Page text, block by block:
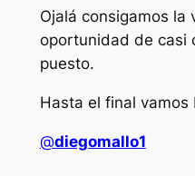
Ojalá consigamos la
oportunidad de casi
puesto.
Hasta el final vamos
@diegomallo1